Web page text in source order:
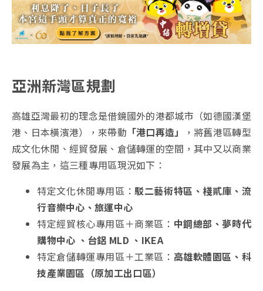
亞洲新灣區規劃
高雄亞灣最初的理念是借鏡國外的港都城市（如德國漢堡
港、日本橫濱港），來帶動 「港口再造」
，將舊港區轉型
成文化休閒、經貿發展、倉儲轉運的空間，其中又以商業
發展為主，這三種專用區現況如下：
特定文化休閒專用區：駁二藝術特區、棧貳庫、流
行音樂中心、旅運中心
特定經貿核心專用區＋商業區： 中鋼總部、夢時代
購物中心 、台鋁 MLD 、IKEA
特定倉儲轉運專用區＋工業區： 高雄軟體園區、科
技產業園區（原加工出口區）